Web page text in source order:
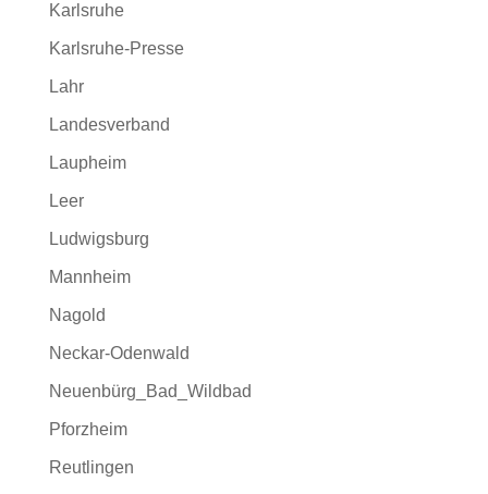
Karlsruhe
Karlsruhe-Presse
Lahr
Landesverband
Laupheim
Leer
Ludwigsburg
Mannheim
Nagold
Neckar-Odenwald
Neuenbürg_Bad_Wildbad
Pforzheim
Reutlingen